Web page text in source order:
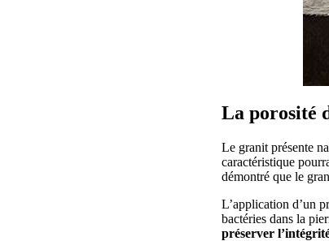
La porosité
Le granit présente
caractéristique
démontré que le
L’application d’un
bactéries dans la
préserver